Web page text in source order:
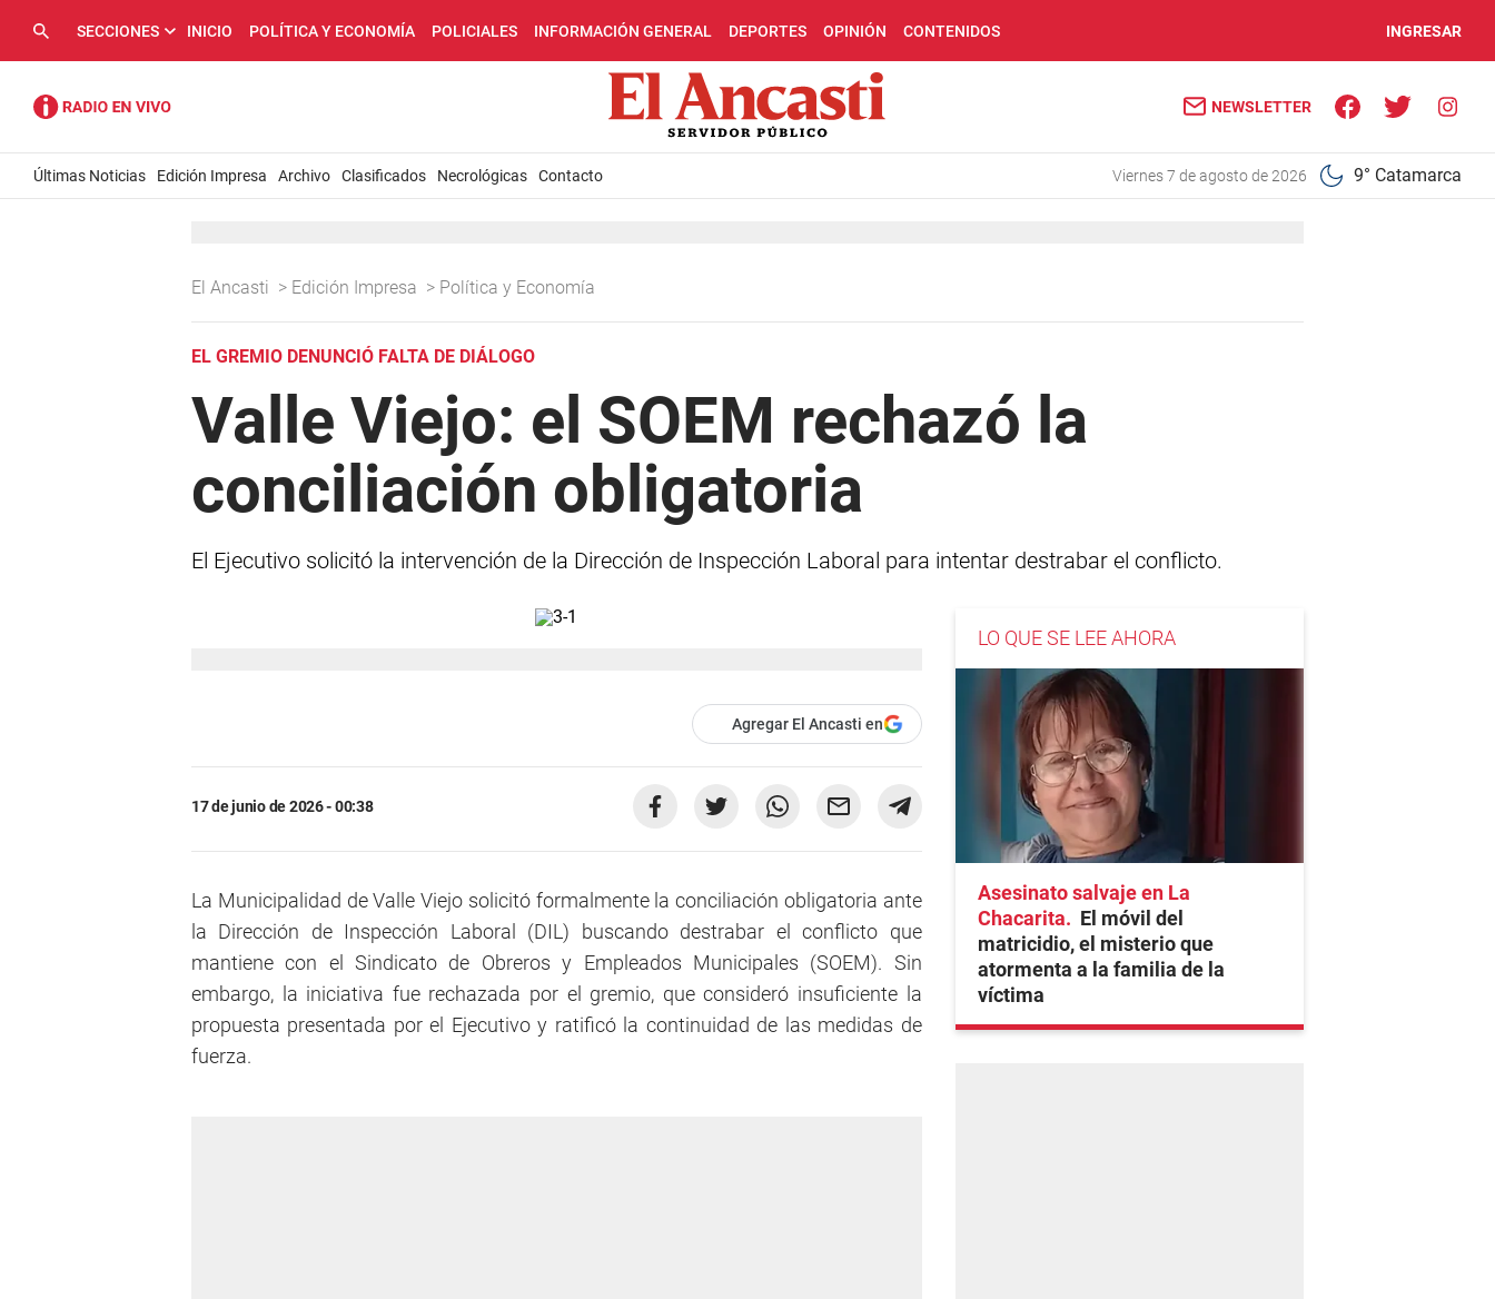
SECCIONES INICIO POLÍTICA Y ECONOMÍA POLICIALES INFORMACIÓN GENERAL DEPORTES OPINIÓN CONTENIDOS INGRESAR
NEWSLETTER
Últimas Noticias Edición Impresa Archivo Clasificados Necrológicas Contacto viernes 7 de agosto de 2026 9° Catamarca
El Ancasti > Edición Impresa > Política y Economía
EL GREMIO DENUNCIÓ FALTA DE DIÁLOGO
Valle Viejo: el SOEM rechazó la
conciliación obligatoria
El Ejecutivo solicitó la intervención de la Dirección de Inspección Laboral para intentar destrabar el conflicto.
Agregar El Ancasti en
17 de junio de 2026 - 00:38
La Municipalidad de Valle Viejo solicitó formalmente la conciliación obligatoria ante
la Dirección de Inspección Laboral (DIL) buscando destrabar el conflicto que
mantiene con el Sindicato de Obreros y Empleados Municipales (SOEM). Sin
embargo, la iniciativa fue rechazada por el gremio, que consideró insuficiente la
propuesta presentada por el Ejecutivo y ratificó la continuidad de las medidas de
fuerza.
LO QUE SE LEE AHORA
Asesinato salvaje en La
Chacarita
El móvil del
matricidio, el misterio que
atormenta a la familia de la
víctima